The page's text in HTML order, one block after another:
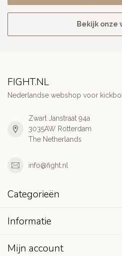
Bekijk onze
FIGHT.NL
Nederlandse webshop voor
Zwart Janstraat 94a
3035AW Rotterdam
The Netherlands
info@fight.nl
Categorieën
Informatie
Mijn account